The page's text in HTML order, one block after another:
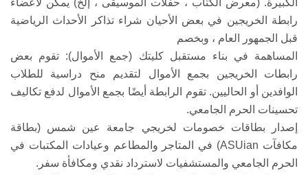
الكبيرة. (معرض الكتاب ، حفلات الموسيقى ، إلخ) يمكن لأعضاء
رابطة الخريجين في بعض الأحيان شراء تذاكر الأحداث الرياضية
قبل الجمهور العام ، وبخصم
المساهمة في بناء مستقبل كليتك (جمع الأموال): تقوم بعض
رابطات الخريجين بجمع الأموال لتقديم منح دراسية للطلاب
الوافدين أو الحاليين. تقوم الرابطة أيضًا بجمع الأموال لدفع تكاليف
تحسينات الحرم الجامعي.
إصدار بطاقات خصومات لخريجي جامعة عين شمس (بطاقة
مكافآت ASUian) في المتاجر والمطاعم وعيادات المكتبات في
الحرم الجامعي والمستشفيات لاسترداد نقدي ومكافأة سفر.